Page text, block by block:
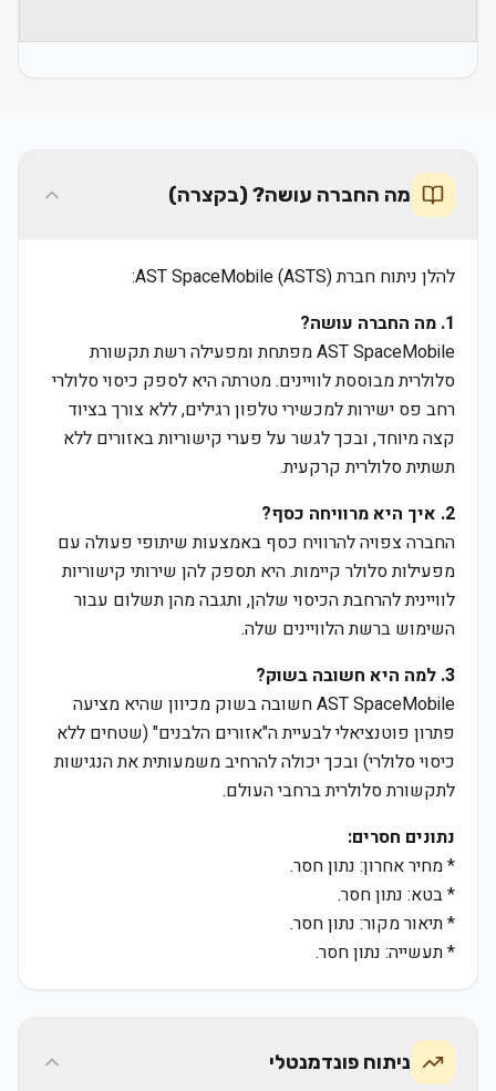
מה החברה עושה? (בקצרה)
להלן ניתוח חברת AST SpaceMobile (ASTS):
1. מה החברה עושה?
AST SpaceMobile מפתחת ומפעילה רשת תקשורת
סלולרית מבוססת לוויינים. מטרתה היא לספק כיסוי סלולרי
רחב פס ישירות למכשירי טלפון רגילים, ללא צורך בציוד
קצה מיוחד, ובכך לגשר על פערי קישוריות באזורים ללא
תשתית סלולרית קרקעית.
2. איך היא מרוויחה כסף?
החברה צפויה להרוויח כסף באמצעות שיתופי פעולה עם
מפעילות סלולר קיימות. היא תספק להן שירותי קישוריות
לוויינית להרחבת הכיסוי שלהן, ותגבה מהן תשלום עבור
השימוש ברשת הלוויינים שלה.
3. למה היא חשובה בשוק?
AST SpaceMobile חשובה בשוק מכיוון שהיא מציעה
פתרון פוטנציאלי לבעיית ה"אזורים הלבנים" (שטחים ללא
כיסוי סלולרי) ובכך יכולה להרחיב משמעותית את הנגישות
לתקשורת סלולרית ברחבי העולם.
נתונים חסרים:
* מחיר אחרון: נתון חסר.
* בטא: נתון חסר.
* תיאור מקור: נתון חסר.
* תעשייה: נתון חסר.
ניתוח פונדמנטלי